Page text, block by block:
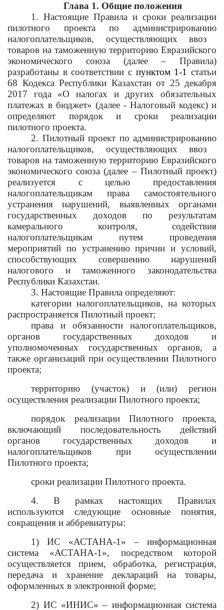
Глава 1. Общие положения
1. Настоящие Правила и сроки реализации
пилотного проекта по администрированию
налогоплательщиков, осуществляющих ввоз
товаров на таможенную территорию Евразийского
экономического союза (далее– Правила)
разработаны в соответствии с пунктом 1-1 статьи
68 Кодекса Республики Казахстан от 25 декабря
2017 года «О налогах и других обязательных
платежах в бюджет» (далее - Налоговый кодекс) и
определяют порядок и сроки реализации
пилотного проекта.
2. Пилотный проект по администрированию
налогоплательщиков, осуществляющих ввоз
товаров на таможенную территорию Евразийского
экономического союза (далее – Пилотный проект)
реализуется с целью предоставления
налогоплательщикам права самостоятельного
устранения нарушений, выявленных органами
государственных доходов по результатам
камерального контроля, содействия
налогоплательщикам путем проведения
мероприятий по устранению причин и условий,
способствующих совершению нарушений
налогового и таможенного законодательства
Республики Казахстан.
3.Настоящие Правила определяют:
категории налогоплательщиков, на которых
распространяется Пилотный проект;
права и обязанности налогоплательщиков,
органов государственных доходов и
уполномоченных государственных органов, а
также организаций при осуществлении Пилотного
проекта;
территорию (участок) и (или) регион
осуществления реализации Пилотного проекта;
порядок реализации Пилотного проекта,
включающий последовательность действий
органов государственных доходов и
налогоплательщиков при осуществлении
Пилотного проекта;
сроки реализации Пилотного проекта.
4. В рамках настоящих Правилах
используются следующие основные понятия,
сокращения и аббревиатуры:
1) ИС «АСТАНА-1» – информационная
система «АСТАНА-1», посредством которой
осуществляется прием, обработка, регистрация,
передача и хранение деклараций на товары,
оформленных в электронной форме;
2) ИС «ИНИС» – информационная система